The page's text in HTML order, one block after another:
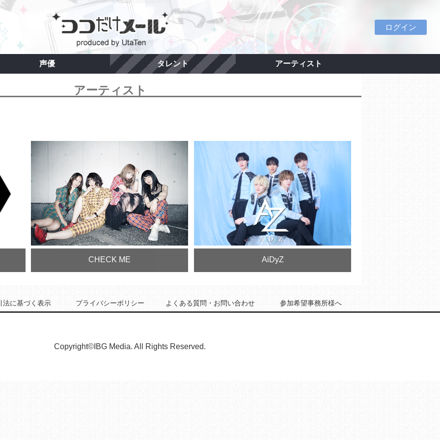
ログイン
声優 タレント アーティスト
アーティスト
CHECK ME AiDyZ
法に基づく表示 プライバシーポリシー よくある質問・お問い合わせ 参加希望事務所様へ
Copyright©IBG Media. All Rights Reserved.